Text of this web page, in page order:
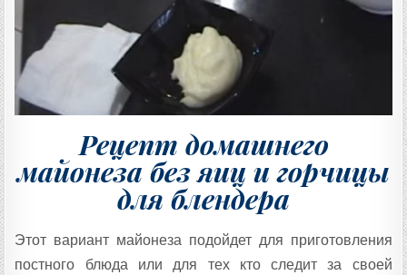
Рецепт домашнего
майонеза без яиц и горчицы
для блендера
Этот вариант майонеза подойдет для приготовления
постного блюда или для тех кто следит за своей